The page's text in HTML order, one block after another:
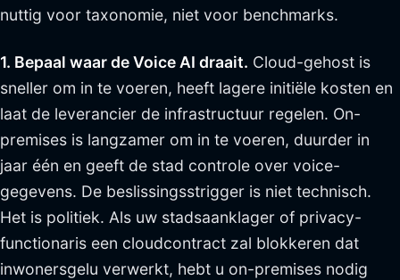
nuttig voor taxonomie, niet voor benchmarks.
1. Bepaal waar de Voice AI draait. Cloud-gehost is
sneller om in te voeren, heeft lagere initiële kosten en
laat de leverancier de infrastructuur regelen. On-
premises is langzamer om in te voeren, duurder in
jaar één en geeft de stad controle over voice-
gegevens. De beslissingsstrigger is niet technisch.
Het is politiek. Als uw stadsaanklager of privacy-
functionaris een cloudcontract zal blokkeren dat
inwonersgelu verwerkt, hebt u on-premises nodig